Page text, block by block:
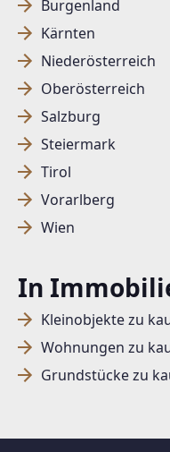
Burgenland
Kärnten
Niederösterreich
Oberösterreich
Salzburg
Steiermark
Tirol
Vorarlberg
Wien
In
Kleinobjekte zu
Wohnungen zu
Grundstücke zu